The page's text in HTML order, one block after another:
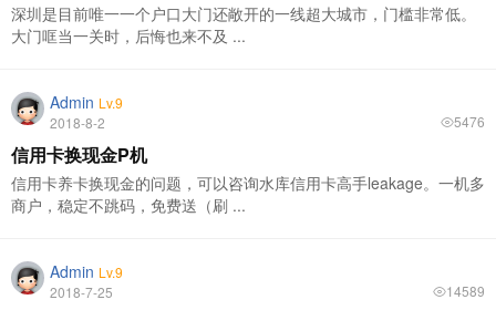
深圳是目前唯一一个户口大门还敞开的一线超大城市，门槛非常低。
大门哐当一关时，后悔也来不及 ...
Admin Lv.9
2018-8-2
5476
信用卡换现金P机
信用卡养卡换现金的问题，可以咨询水库信用卡高手leakage。一机多
商户，稳定不跳码，免费送（刷 ...
Admin Lv.9
2018-7-25
14589